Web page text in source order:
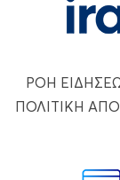
ΡΟΗ
ΠΟΛΙΤΙΚΗ